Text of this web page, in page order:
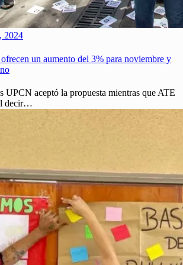
2024
un aumento del 3% para noviembre y
UPCN aceptó la propuesta mientras que ATE
decir…